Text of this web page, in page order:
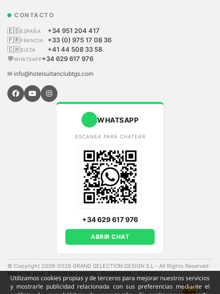
Utilizamos cookies propias y de terceros para mejorar nuestros servicios
y mostrarle publicidad relacionada con sus preferencias mediante el
CONTACTO
🇪🇸ESPAÑA
+34 951 204 417
🇫🇷FRANCIA
+33 (0) 975 17 08 36
🇨🇭SUIZA
+41 44 508 33 58
💬WHATSAPP+34 629 617 976
✉ info@hotelsultanclubtgs.com
WHATSAPP
ESCANEA PARA CHATEAR
+34 629 617 976
ABRIR CHAT
© Copyright 2009-2026 GRAND SELECTION DESIGN S.L - All Rights Reserved ·
Mapa del sitio
Política de cookies Condiciones Contacto
ESP